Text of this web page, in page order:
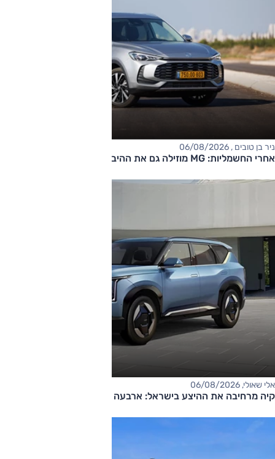
ניר בן טובים , 06/08/2026
אחרי החשמליות: MG מוזילה גם את ההיברידיות
אלי שאולי, 06/08/2026
קיה מרחיבה את ההיצע בישראל: ארבעה דגמים חדשים בדרך